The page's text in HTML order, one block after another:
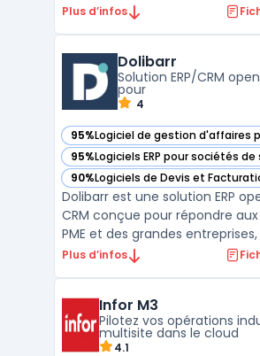
Plus d’infos
Dolibarr
Solution ERP/CRM
pour
4
95%Logiciel de gestion d'affaires
— voir Dolibarr dans cette
95%Logiciels ERP pour sociétés de
— voir Dolibarr dans cette
90%Logiciels de Devis et
— voir Dolibarr dans cette
Dolibarr est une solution ERP
CRM conçue pour répondre
PME et des grandes
étant également adaptée aux
Dolibarr offre une plateforme
modulable, permett ...
Plus d’infos
Infor M3
Pilotez vos opérations
multisite dans le cloud
4.1